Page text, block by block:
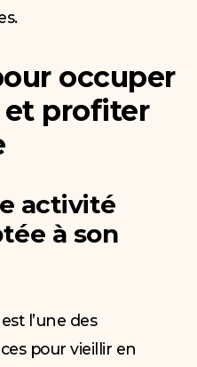
occuper
et profiter
activité
à son
l’une des
pour vieillir en